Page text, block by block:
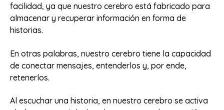
facilidad, ya que nuestro cerebro está fabricado para
almacenar y recuperar información en forma de
historias.
En otras palabras, nuestro cerebro tiene la capacidad
de conectar mensajes, entenderlos y, por ende,
retenerlos.
Al escuchar una historia, en nuestro cerebro se activa